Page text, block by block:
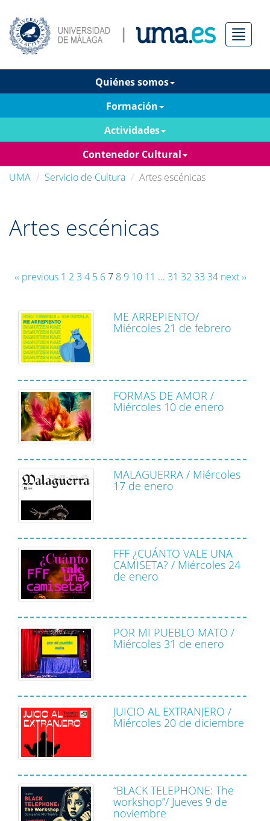
Menú
Quiénes somos
Formación
Actividades
Contenedor Cultural
UMA
Servicio de Cultura Artes escénicas
Artes escénicas
‹‹ previous 1 2 3 4 5 6 7 8 9 10 11 ... 31 32 33 34 next ››
ME ARREPIENTO/
Miércoles 21 de febrero
FORMAS DE AMOR /
Miércoles 10 de enero
MALAGUERRA / Miércoles
17 de enero
FFF ¿CUÁNTO VALE UNA
CAMISETA? / Miércoles 24
de enero
POR MI PUEBLO MATO /
Miércoles 31 de enero
JUICIO AL EXTRANJERO /
Miércoles 20 de diciembre
“BLACK TELEPHONE: The
workshop”/ Jueves 9 de
noviembre